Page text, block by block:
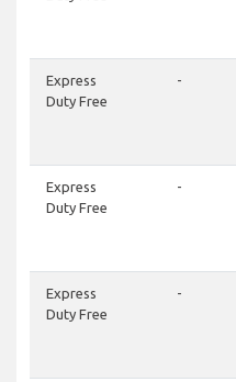
Express
Duty Free
-
Express
Duty Free
-
Express
Duty Free
-